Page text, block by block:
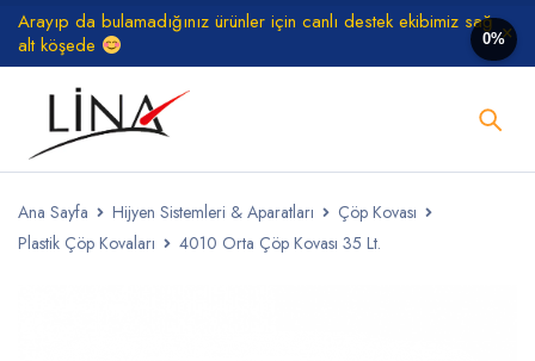
Arayıp da bulamadığınız ürünler için canlı destek ekibimiz sağ
alt köşede
Ana Sayfa Hijyen Sistemleri & Aparatları
Çöp Kovası
Plastik Çöp Kovaları
4010 Orta Çöp Kovası 35 Lt.
0%